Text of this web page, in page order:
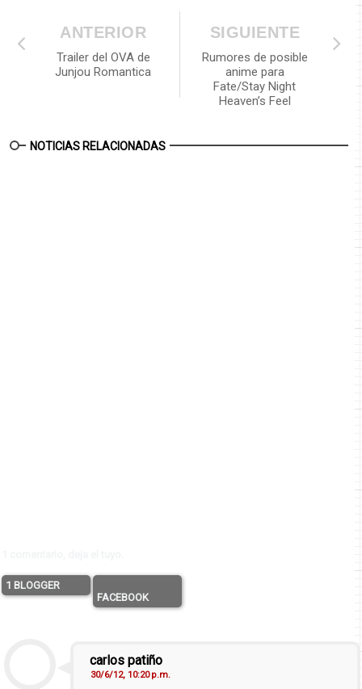
SIGUIENTE
Rumores de posible
anime para
Fate/Stay Night
Heaven’s Feel
ANTERIOR
Trailer del OVA de
Junjou Romantica
NOTICIAS RELACIONADAS
1 BLOGGER
FACEBOOK
carlos patiño
30/6/12, 10:20 p.m.